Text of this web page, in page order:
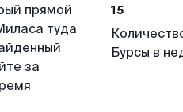
прямой
туда
за
15
Бурсы в